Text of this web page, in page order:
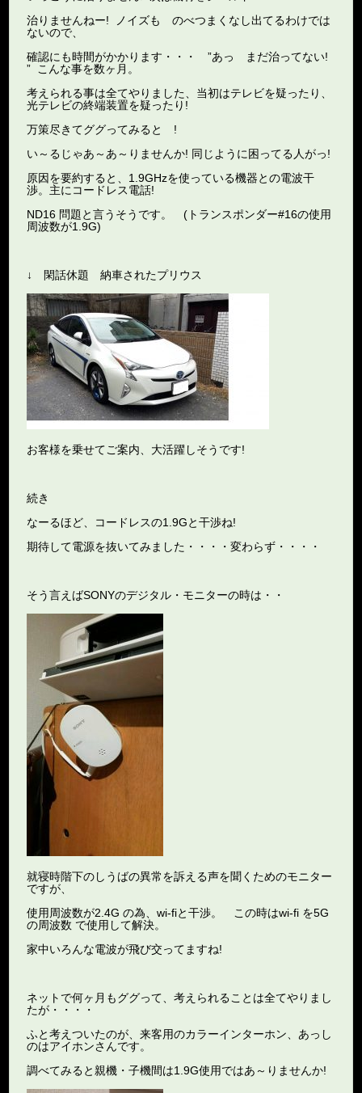
治りませんねー! ノイズも のべつまくなし出てるわけでは
ないので、
確認にも時間がかかります・・・ ”あっ まだ治ってない!
” こんな事を数ヶ月。
考えられる事は全てやりました、当初はテレビを疑ったり、
光テレビの終端装置を疑ったり!
万策尽きてググってみると !
い～るじゃあ～あ～りませんか! 同じように困ってる人がっ!
原因を要約すると、1.9GHzを使っている機器との電波干
渉。主にコードレス電話!
ND16 問題と言うそうです。 (トランスポンダー#16の使用
周波数が1.9G)
↓ 閑話休題 納車されたプリウス
お客様を乗せてご案内、大活躍しそうです!
続き
なーるほど、コードレスの1.9Gと干渉ね!
期待して電源を抜いてみました・・・・変わらず・・・・
そう言えばSONYのデジタル・モニターの時は・・
就寝時階下のしうばの異常を訴える声を聞くためのモニター
ですが、
使用周波数が2.4G の為、wi-fiと干渉。 この時はwi-fi を5G
の周波数 で使用して解決。
家中いろんな電波が飛び交ってますね!
ネットで何ヶ月もググって、考えられることは全てやりまし
たが・・・・
ふと考えついたのが、来客用のカラーインターホン、あっし
のはアイホンさんです。
調べてみると親機・子機間は1.9G使用ではあ～りませんか!